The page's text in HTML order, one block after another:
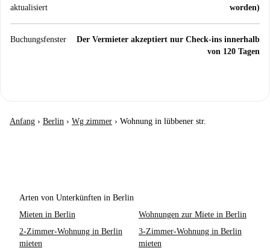
aktualisiert
worden)
Buchungsfenster
Der Vermieter akzeptiert nur Check-ins innerhalb
von 120 Tagen
Anfang › Berlin › Wg zimmer › Wohnung in lübbener str.
Arten von Unterkünften in Berlin
Mieten in Berlin
Wohnungen zur Miete in Berlin
2-Zimmer-Wohnung in Berlin
mieten
3-Zimmer-Wohnung in Berlin
mieten